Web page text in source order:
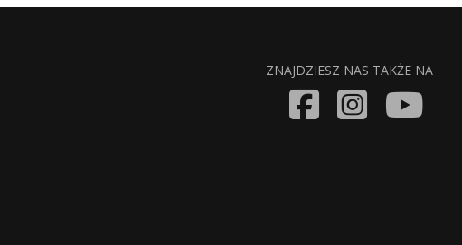
ZNAJDZIESZ NAS TAKŻE NA